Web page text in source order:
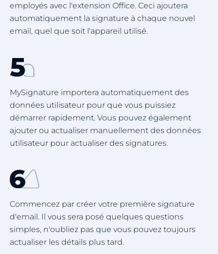
employés avec l'extension Office. Ceci ajoutera
automatiquement la signature à chaque nouvel
email, quel que soit l'appareil utilisé.
MySignature importera automatiquement des
données utilisateur pour que vous puissiez
démarrer rapidement. Vous pouvez également
ajouter ou actualiser manuellement des données
utilisateur pour actualiser des signatures.
Commencez par créer votre première signature
d'email. Il vous sera posé quelques questions
simples, n'oubliez pas que vous pouvez toujours
actualiser les détails plus tard.